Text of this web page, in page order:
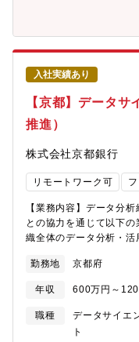
レーションなどDX技術
客様の開発生産性向上
していくことを目指し
推進を通じて製造業を
た方を、業界・企業問わ
発経験は問いません）。
PLCプログラム開発の
深刻な問題（熟練技術
起因した低い開発生産性
し、結果、自社のコント
のキャリアの成長・製
プログラム開発の自動
があります【使用する
境・使用言語・クラウ
API, Claude・言語：
理・Jira / Redmine /
ョンセンタ 開発部同部
す。特に、生成AI、仮
用などの技術をPLC・
入社実績あり
【京都】データ
推進）
株式会社京都銀行
リモートワーク可
【業務内容】データ分
との協力を通じて以下
織全体のデータ分析・
計・構築、解析、可視
務・業務適用までのリ
クやデータマート整理
戦略本部 イノベーショ
室【事業の特徴】当行
勤務地 京都府
年収 600万円～
職種
データサイエ
ト